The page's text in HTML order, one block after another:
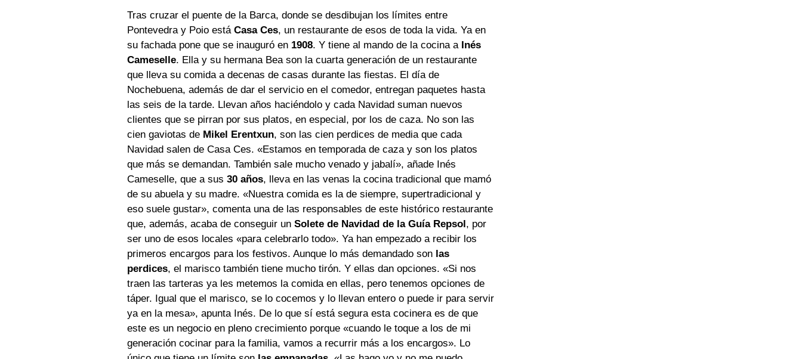
Tras cruzar el puente de la Barca, donde se desdibujan los límites entre
Pontevedra y Poio estáCasa Ces, un restaurante de esos de toda la vida. Ya en
su fachada pone que se inauguró en 1908. Y tiene al mando de la cocina aInés
Cameselle. Ella y su hermana Bea son la cuarta generación de un restaurante
que lleva su comida a decenas de casas durante las fiestas. El día de
Nochebuena, además de dar el servicio en el comedor, entregan paquetes hasta
las seis de la tarde. Llevan años haciéndolo y cada Navidad suman nuevos
clientes que se pirran por sus platos, en especial, por los de caza. No son las
cien gaviotas de Mikel Erentxun, son las cien perdices de media que cada
Navidad salen de Casa Ces. «Estamos en temporada de caza y son los platos
que más se demandan. También sale mucho venado y jabalí», añade Inés
Cameselle, que a sus 30 años, lleva en las venas la cocina tradicional que mamó
de su abuela y su madre. «Nuestra comida es la de siempre, supertradicional y
eso suele gustar», comenta una de las responsables de este histórico restaurante
que, además, acaba de conseguir unSolete de Navidad de la Guía Repsol , por
ser uno de esos locales «para celebrarlo todo». Ya han empezado a recibir los
primeros encargos para los festivos. Aunque lo más demandado son las
perdices, el marisco también tiene mucho tirón. Y ellas dan opciones. «Si nos
traen las tarteras ya les metemos la comida en ellas, pero tenemos opciones de
táper. Igual que el marisco, se lo cocemos y lo llevan entero o puede ir para servir
ya en la mesa», apunta Inés. De lo que sí está segura esta cocinera es de que
este es un negocio en pleno crecimiento porque «cuando le toque a los de mi
generación cocinar para la familia, vamos a recurrir más a los encargos». Lo